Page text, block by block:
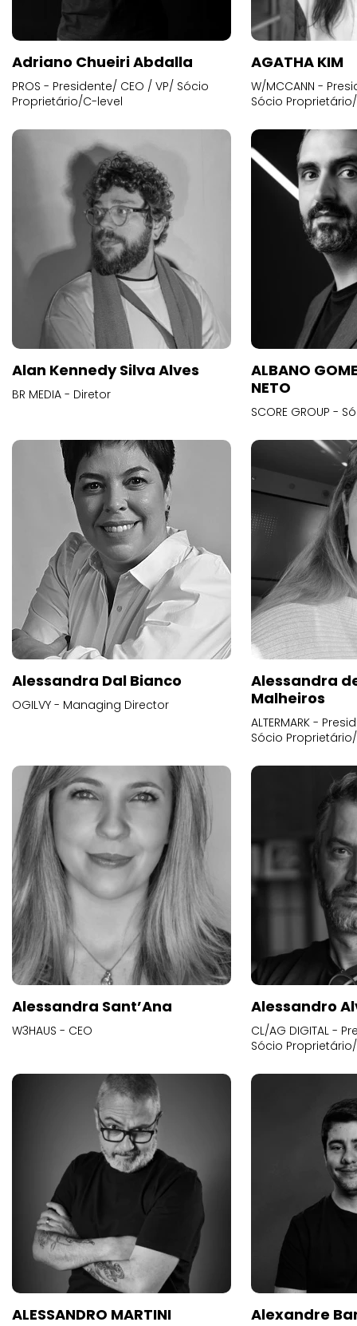
Adriano Chueiri Abdalla
PROS - Presidente/ CEO / VP/ Sócio
Proprietário/C-level
AGATHA KIM
W/MCCANN -
Sócio
Alan Kennedy Silva Alves
BR MEDIA - Diretor
ALBANO
NETO
SCORE GROUP -
Alessandra Dal Bianco
OGILVY - Managing Director
Alessandra
Malheiros
ALTERMARK -
Sócio
Alessandra Sant’Ana
W3HAUS - CEO
Alessandro
CL/AG DIGITAL -
Sócio
ALESSANDRO MARTINI
Alexandre